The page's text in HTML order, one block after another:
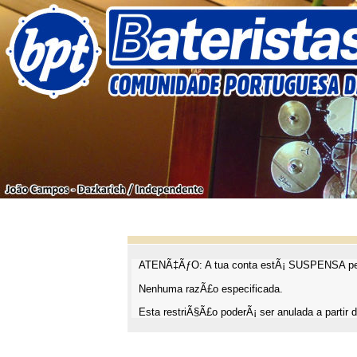
ATENÃ‡ÃƒO: A tua conta estÃ¡ SUSPENSA
Nenhuma razÃ£o especificada.
Esta restriÃ§Ã£o poderÃ¡ ser anulada a partir